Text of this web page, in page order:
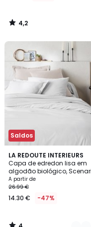
4,2
/
Saldos
LA REDOUTE INTERIEURS
Capa de edredon lisa em
algodão biológico,
A partir de
26.99 €
14.30 € -47%
4
/
5
9
Cores